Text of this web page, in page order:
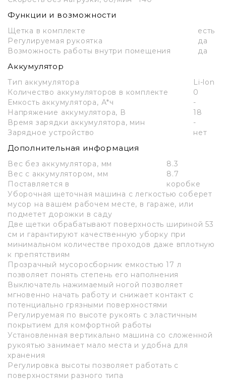
Функции и возможности
Щетка в комплекте
есть
Регулируемая рукоятка
да
Возможность работы внутри помещения
да
Аккумулятор
Тип аккумулятора
Li-lon
Количество аккумуляторов в комплекте
0
Емкость аккумулятора, А*ч
-
Напряжение аккумулятора, В
18
Время зарядки аккумулятора, мин
-
Зарядное устройство
нет
Дополнительная информация
Вес без аккумулятора, мм
8.3
Вес с аккумулятором, мм
8.7
Поставляется в
коробке
Уборочная щеточная машина с легкостью соберет
мусор на вашем рабочем месте, в гараже, или
подметет дорожки в саду
Две щетки обрабатывают поверхность шириной 53
см и гарантируют качественную уборку при
минимальном количестве проходов даже вплотную
к препятствиям
Прозрачный мусоросборник емкостью 17 л
позволяет понять степень его наполнения
Выключатель нажимаемый ногой позволяет
мгновенно начать работу и снижает контакт с
потенциально грязными поверхностями
Регулируемая по высоте рукоять с эластичным
покрытием для комфортной работы
Установленная вертикально машина со сложенной
рукоятью занимает мало места и удобна для
хранения
Регулировка высоты позволяет работать с
поверхностями разного типа